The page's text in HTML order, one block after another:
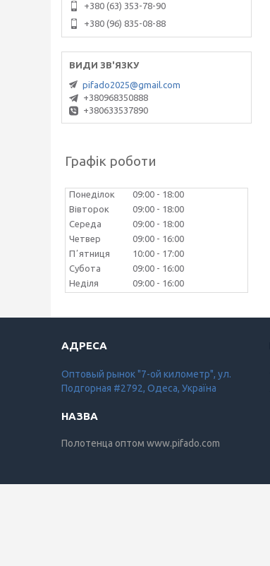
+380 (63) 353-78-90
+380 (96) 835-08-88
pifado2025@gmail.com
+380968350888
+380633537890
Графік роботи
Понеділок 09:00
18:00
Вівторок
09:00
18:00
Середа
09:00
18:00
Четвер
09:00
16:00
Пʼятниця
10:00
17:00
Субота
09:00
16:00
Неділя
09:00 16:00
Оптовый рынок "7-ой километр", ул.
Подгорная #2792, Одеса, Україна
Полотенца оптом www.pifado.com